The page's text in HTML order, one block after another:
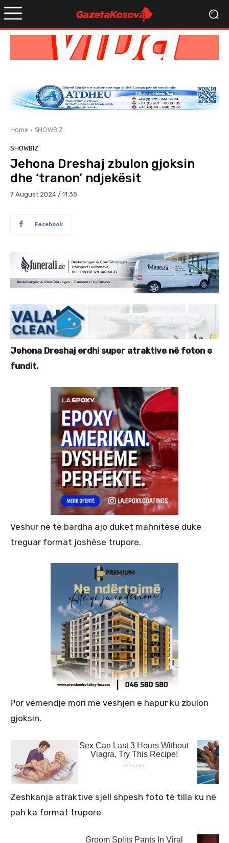
Home SHOWBIZ
SHOWBIZ
Jehona Dreshaj zbulon gjoksin
dhe ‘tranon’ ndjekësit
7 August 2024 / 11:35
Facebook
Jehona Dreshaj erdhi super atraktive në foton e
fundit.
Veshur në të bardha ajo duket mahnitëse duke
treguar format joshëse trupore.
Por vëmendje mori me veshjen e hapur ku zbulon
gjoksin.
Zeshkanja atraktive sjell shpesh foto të tilla ku në
pah ka format trupore